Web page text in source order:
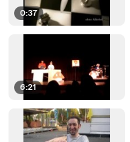
0:37
6:21